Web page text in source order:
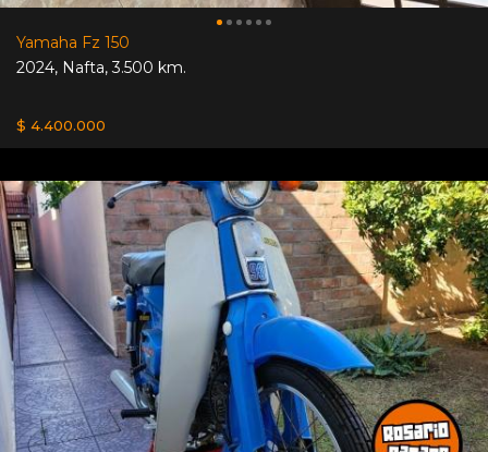
Yamaha Fz 150
2024, Nafta,3.500 km.
$ 4.400.000